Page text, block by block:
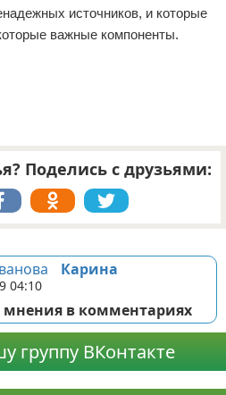
источников, и которые
важные компоненты.
Поделись с друзьями:
Карина
04:10
в комментариях
группу ВКонтакте